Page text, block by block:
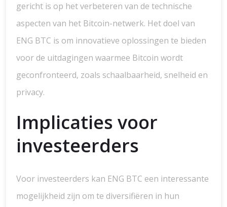
gericht is op het verbeteren van de technische
aspecten van het Bitcoin-netwerk. Het doel van
ENG BTC is om innovatieve oplossingen te bieden
voor de uitdagingen waarmee Bitcoin wordt
geconfronteerd, zoals schaalbaarheid, snelheid en
privacy.
Implicaties voor
investeerders
Voor investeerders kan ENG BTC een interessante
mogelijkheid zijn om te diversifiëren in hun